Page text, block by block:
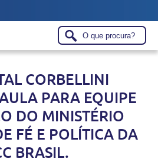
CORBELLINI
PARA EQUIPE
DO MINISTÉRIO
FÉ E POLÍTICA DA
BRASIL.